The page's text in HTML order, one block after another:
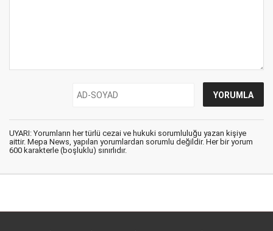
UYARI: Yorumların her türlü cezai ve hukuki sorumluluğu yazan kişiye
aittir. Mepa News, yapılan yorumlardan sorumlu değildir. Her bir yorum
600 karakterle (boşluklu) sınırlıdır.